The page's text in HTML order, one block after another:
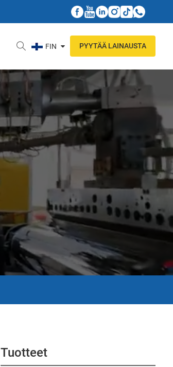
FIN PYYTÄÄ LAINAUSTA
Tuotteet